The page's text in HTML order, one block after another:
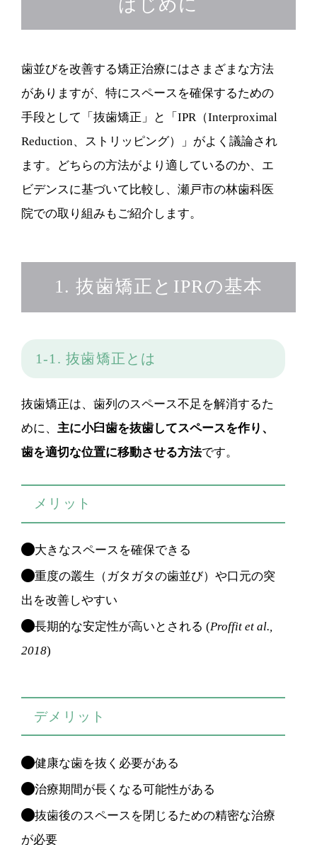
はじめに
歯並びを改善する矯正治療にはさまざまな方法
がありますが、特にスペースを確保するための
手段として「抜歯矯正」と「IPR（Interproximal
Reduction、ストリッピング）」がよく議論され
ます。どちらの方法がより適しているのか、エ
ビデンスに基づいて比較し、瀬戸市の林歯科医
院での取り組みもご紹介します。
1. 抜歯矯正とIPRの基本
1-1. 抜歯矯正とは
抜歯矯正は、歯列のスペース不足を解消するた
めに、 主に小臼歯を抜歯してスペースを作り、
歯を適切な位置に移動させる方法です。
メリット
大きなスペースを確保できる
重度の叢生（ガタガタの歯並び）や口元の突
出を改善しやすい
長期的な安定性が高いとされる (Proffit et al.,
2018)
デメリット
健康な歯を抜く必要がある
治療期間が長くなる可能性がある
抜歯後のスペースを閉じるための精密な治療
が必要